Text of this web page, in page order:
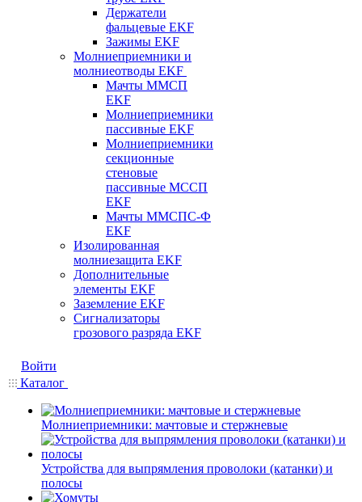
Держатели
фальцевые EKF
Зажимы EKF
Молниеприемники и
молниеотводы EKF
Мачты ММСП
EKF
Молниеприемники
пассивные EKF
Молниеприемники
секционные
стеновые
пассивные МССП
EKF
Мачты ММСПС-Ф
EKF
Изолированная
молниезащита EKF
Дополнительные
элементы EKF
Заземление EKF
Сигнализаторы
грозового разряда EKF
Войти
Каталог
Молниеприемники: мачтовые и стержневые
Устройства для выпрямления проволоки (катанки) и
полосы